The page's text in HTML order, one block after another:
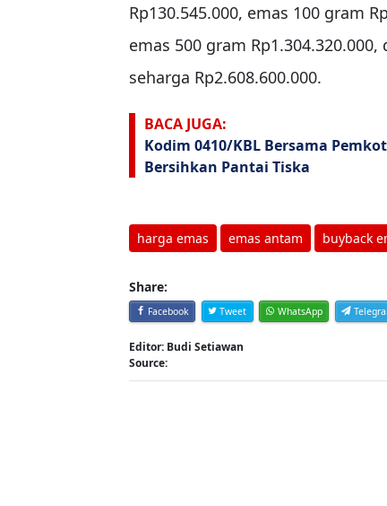
Rp130.545.000, emas 100 gram
emas 500 gram
seharga Rp2.608.600.000.
BACA JUGA:
Kodim 0410/KBL Bersama
Bersihkan Pantai Tiska
harga emas emas antam buyback
Share:
Facebook Tweet WhatsApp
Editor: Budi Setiawan
Source: